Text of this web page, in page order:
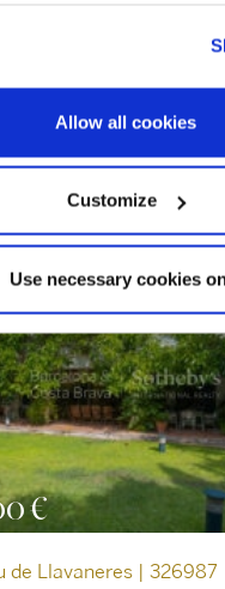
Allow all cookies
Customize
Use necessary cookies
€
de Llavaneres | 326987